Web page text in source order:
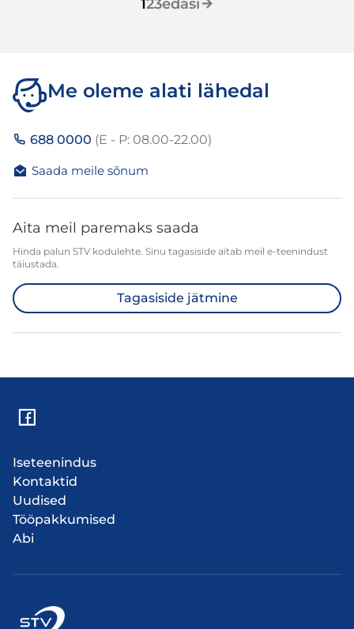
123edasi
Me oleme alati lähedal
688 0000 (E - P: 08.00-22.00)
Saada meile sõnum
Aita meil paremaks saada
Hinda palun STV kodulehte. Sinu tagasiside aitab meil e-teenindust
täiustada.
Tagasiside jätmine
Iseteenindus
Kontaktid
Uudised
Tööpakkumised
Abi